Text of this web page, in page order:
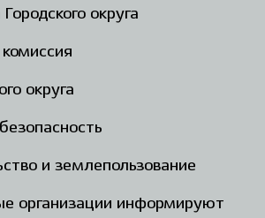
округа
округа
и землепользование
организации информируют